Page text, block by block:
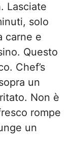
Lasciate
solo
carne e
Questo
Chef’s
un
Non è
rompe
un